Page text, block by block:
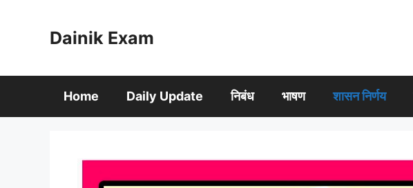
Dainik Exam
Home Daily Update निबंध भाषण शासन निर्णय